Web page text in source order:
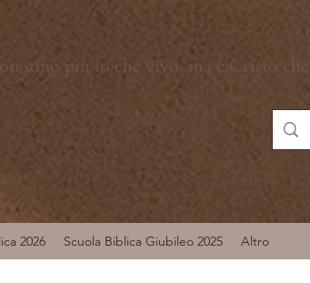
sono più io che vivo, ma è Cristo
2026 Scuola Biblica Giubileo 2025 Altro